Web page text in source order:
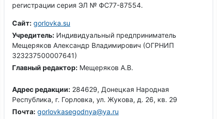
регистрации серия ЭЛ № ФС77-87554.
Сайт: gorlovka.su
Учредитель: Индивидуальный предприниматель
Мещеряков Александр Владимирович (ОГРНИП
323237500007641)
Главный редактор: Мещеряков А.В.
Адрес редакции: 284629, Донецкая Народная
Республика, г. Горловка, ул. Жукова, д. 26, кв. 29
Почта: gorlovkasegodnya@ya.ru